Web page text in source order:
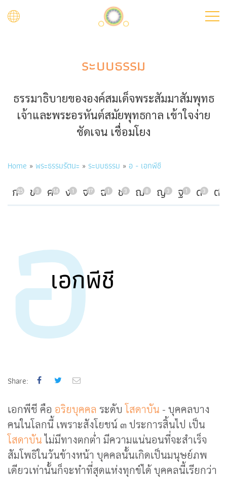
ระบบธรรม
ธรรมาธิบายขององค์สมเด็จพระสัมมาสัมพุทธ
เจ้าและพระอรหันต์สมัยพุทธกาล เข้าใจง่าย
ชัดเจน เชื่อมโยง
Breadcrumb
Home พระธรรมรัตนะ ระบบธรรม อ - เอกพีชี
ก25 ข3 ค14 ง1 จ17 ฉ1 ช3 ฌ8 ญ3 ฐ1 ด3 ต
อ
เอกพีชี
Share:
เอกพีชี คือ อริยบุคคล ระดับโสดาบัน - บุคคลบาง
คนในโลกนี้ เพราะสังโยชน์ ๓ ประการสิ้นไป เป็น
โสดาบันไม่มีทางตกต่ำ มีความแน่นอนที่จะสำเร็จ
สัมโพธิในวันข้างหน้า บุคคลนั้นเกิดเป็นมนุษย์ภพ
เดียวเท่านั้นก็จะทำที่สุดแห่งทุกข์ได้ บุคคลนี้เรียกว่า